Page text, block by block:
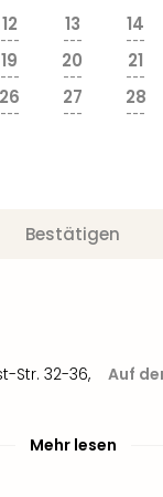
12
---
13
---
14
---
19
---
20
---
21
---
26
---
27
---
28
---
Bestätigen
Str. 32-36,
Auf
Mehr lesen